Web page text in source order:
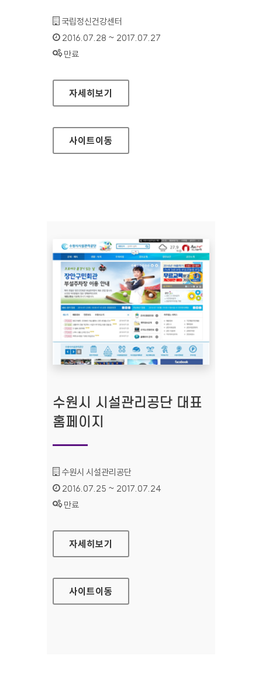
기관명 :
국립정신건강센터
인증기간 :
2016.07.28 ~ 2017.07.27
상태 :
만료
국립정신건강센터 대표 홈페이지
자세히보기
사이트이동
수원시 시설관리공단 대표
홈페이지
기관명 :
수원시 시설관리공단
인증기간 :
2016.07.25 ~ 2017.07.24
상태 :
만료
수원시 시설관리공단 대표 홈페이지
자세히보기
사이트이동